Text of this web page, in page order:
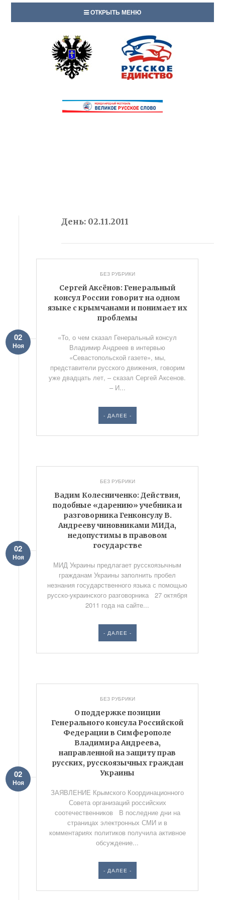
ОТКРЫТЬ МЕНЮ
День: 02.11.2011
БЕЗ РУБРИКИ
Сергей Аксёнов: Генеральный
консул России говорит на одном
языке с крымчанами и понимает их
проблемы
02
Ноя
«То, о чем сказал Генеральный консул
Владимир Андреев в интервью
«Севастопольской газете», мы,
представители русского движения, говорим
уже двадцать лет, – сказал Сергей Аксенов.
– И...
- ДАЛЕЕ -
БЕЗ РУБРИКИ
Вадим Колесниченко: Действия,
подобные «дарению» учебника и
разговорника Генконсулу В.
Андрееву чиновниками МИДа,
недопустимы в правовом
государстве
02
Ноя
МИД Украины предлагает русскоязычным
гражданам Украины заполнить пробел
незнания государственного языка с помощью
русско-украинского разговорника 27 октября
2011 года на сайте...
- ДАЛЕЕ -
БЕЗ РУБРИКИ
О поддержке позиции
Генерального консула Российской
Федерации в Симферополе
Владимира Андреева,
направленной на защиту прав
русских, русскоязычных граждан
Украины
02
Ноя
ЗАЯВЛЕНИЕ Крымского Координационного
Совета организаций российских
соотечественников В последние дни на
страницах электронных СМИ и в
комментариях политиков получила активное
обсуждение...
- ДАЛЕЕ -